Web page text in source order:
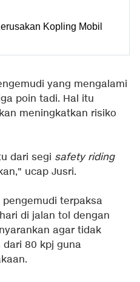
Kopling Mobil
yang mengalami
poin tadi. Hal itu
meningkatkan risiko
dari segi safety riding
ucap Jusri.
terpaksa
di jalan tol dengan
agar tidak
80 kpj guna